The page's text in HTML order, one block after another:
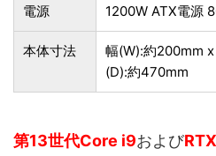
電源 1200W ATX電源
本体寸法
幅(W):約200mm
(D):約470mm
第13世代Core i9および